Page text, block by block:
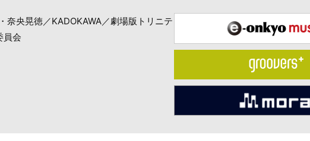
奈央晃徳／KADOKAWA／劇場版トリニテ
員会